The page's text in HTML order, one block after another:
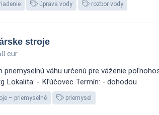
úprava vody rozbor vody
stroje
eur
váhu určenú pre váženie
Lokalita: - Kľúčovec Termín: - dohodou
– priemyselné priemysel